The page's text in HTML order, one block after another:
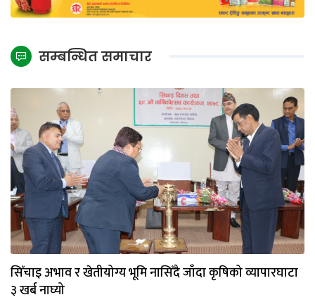
सम्बन्धित समाचार
सिँचाइ अभाव र खेतीयोग्य भूमि नासिँदै जाँदा कृषिको व्यापारघाटा
३ खर्ब नाघ्यो